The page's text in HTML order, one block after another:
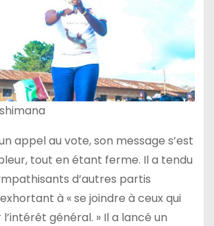
au vote, son message s’est
tout en étant ferme. Il a tendu
d’autres partis
à « se joindre à ceux qui
général. » Il a lancé un